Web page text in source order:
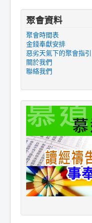
聚會資料
聚會時間表
金錢奉獻安排
惡劣天氣下的聚會指引
關於我們
聯絡我們